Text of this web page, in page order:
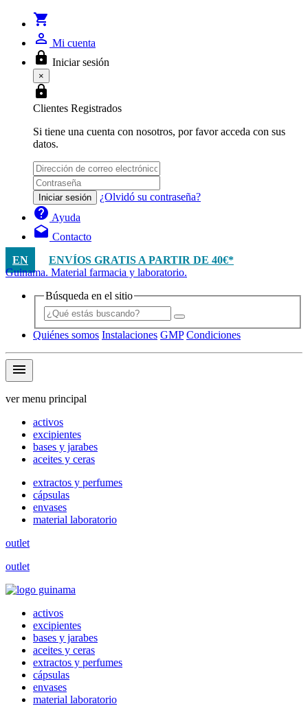
shopping_cart
person_outline Mi cuenta
lock Iniciar sesión
×
lock
Clientes Registrados
Si tiene una cuenta con nosotros, por favor acceda con sus
datos.
Iniciar sesión ¿Olvidó su contraseña?
help Ayuda
drafts Contacto
EN
ENVÍOS GRATIS A PARTIR DE 40€*
Guinama. Material farmacia y laboratorio.
Búsqueda en el sitio
Quiénes somos Instalaciones GMP Condiciones
menu
ver menu principal
activos
excipientes
bases y jarabes
aceites y ceras
extractos y perfumes
cápsulas
envases
material laboratorio
outlet
outlet
activos
excipientes
bases y jarabes
aceites y ceras
extractos y perfumes
cápsulas
envases
material laboratorio